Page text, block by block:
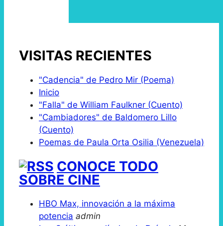
VISITAS RECIENTES
"Cadencia" de Pedro Mir (Poema)
Inicio
"Falla" de William Faulkner (Cuento)
"Cambiadores" de Baldomero Lillo
(Cuento)
Poemas de Paula Orta Osilia (Venezuela)
CONOCE TODO
SOBRE CINE
HBO Max, innovación a la máxima
potencia admin